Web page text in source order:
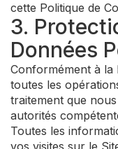
cette Politique de
3.
Données
Conformément à la
toutes les
traitement que
autorités
Toutes les
vos visites sur le